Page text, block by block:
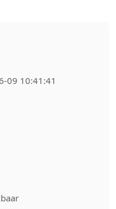
09 10:41:41